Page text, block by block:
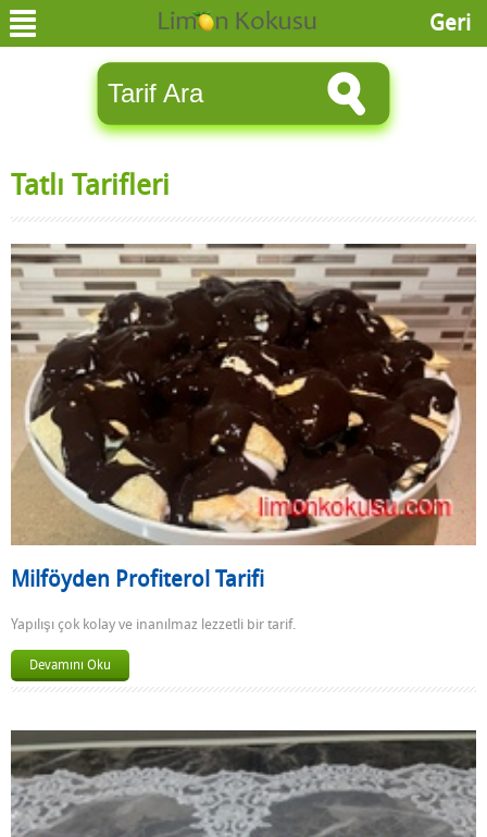
Geri
Tatlı Tarifleri
Milföyden Profiterol Tarifi
Yapılışı çok kolay ve inanılmaz lezzetli bir tarif.
Devamını Oku